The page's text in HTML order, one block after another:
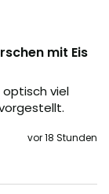
mit Eis
viel
vor 18 Stunden